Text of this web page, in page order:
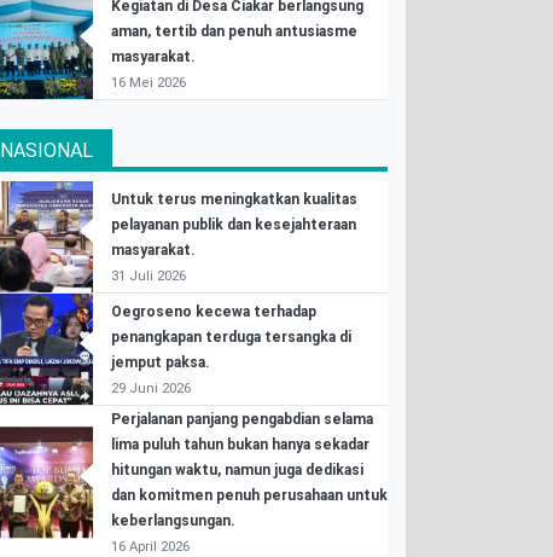
Kegiatan di Desa Ciakar berlangsung
aman, tertib dan penuh antusiasme
masyarakat.
16 Mei 2026
NASIONAL
Untuk terus meningkatkan kualitas
pelayanan publik dan kesejahteraan
masyarakat.
31 Juli 2026
Oegroseno kecewa terhadap
penangkapan terduga tersangka di
jemput paksa.
29 Juni 2026
Perjalanan panjang pengabdian selama
lima puluh tahun bukan hanya sekadar
hitungan waktu, namun juga dedikasi
dan komitmen penuh perusahaan untuk
keberlangsungan.
16 April 2026